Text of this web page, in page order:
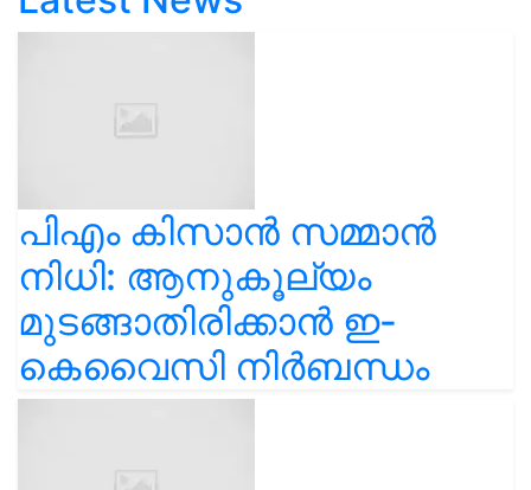
പിഎം കിസാൻ സമ്മാൻ
നിധി: ആനുകൂല്യം
മുടങ്ങാതിരിക്കാൻ ഇ-
കെവൈസി നിർബന്ധം